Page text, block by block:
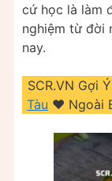
cứ học là làm
nghiệm từ đời
nay.
SCR.VN Gợi
Tàu ❤️️ Ngoài